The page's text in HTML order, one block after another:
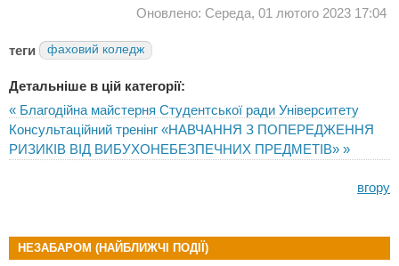
Оновлено: Середа, 01 лютого 2023 17:04
теги фаховий коледж
Детальніше в цій категорії:
« Благодійна майстерня Студентської ради Університету
Консультаційний тренінг «НАВЧАННЯ З ПОПЕРЕДЖЕННЯ
РИЗИКІВ ВІД ВИБУХОНЕБЕЗПЕЧНИХ ПРЕДМЕТІВ» »
вгору
НЕЗАБАРОМ (НАЙБЛИЖЧІ ПОДІЇ)